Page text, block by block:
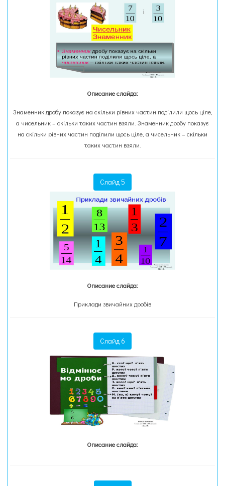
Описание слайда:
Знаменник дробу показує на скільки рівних частин поділили щось ціле,
а чисельник – скільки таких частин взяли. Знаменник дробу показує
на скільки рівних частин поділили щось ціле, а чисельник – скільки
таких частин взяли.
Слайд 5
Описание слайда:
Приклади звичайних дробів
Слайд 6
Описание слайда: